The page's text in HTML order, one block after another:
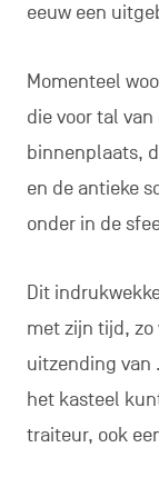
eeuw een
Momenteel
die voor tal
binnenplaats,
en de antieke
onder in de
Dit
met zijn tijd,
uitzending van
het kasteel
traiteur, ook